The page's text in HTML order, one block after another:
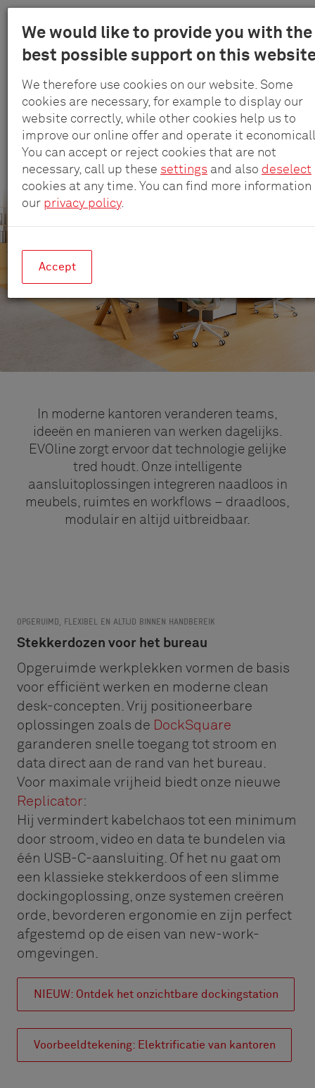
We would like to provide you with the
best possible support on this
We therefore use cookies on our website. Some
cookies are necessary, for example to display our
website correctly, while other cookies help us to
improve our online offer and operate it
You can accept or reject cookies that are not
necessary, call up these settings and also deselect
cookies at any time. You can find more information
our privacy policy.
Accept
Skip
main
content
Menu
Schulte
-
GmbH
&
Co.
KG
Meubelstopcontacten voor
kantoren, coworking spaces en
vergadercabines
Efficiënte en flexibele stroom- en dataverbindingen
In moderne kantoren veranderen teams,
ideeën en manieren van werken dagelijks.
EVOline zorgt ervoor dat technologie gelijke
tred houdt. Onze intelligente
aansluitoplossingen integreren naadloos in
meubels, ruimtes en workflows – draadloos,
modulair en altijd uitbreidbaar.
OPGERUIMD, FLEXIBEL EN ALTIJD BINNEN HANDBEREIK
Stekkerdozen voor het bureau
Opgeruimde werkplekken vormen de basis
voor efficiënt werken en moderne clean
desk-concepten. Vrij positioneerbare
oplossingen zoals de DockSquare
garanderen snelle toegang tot stroom en
data direct aan de rand van het bureau.
Voor maximale vrijheid biedt onze nieuwe
Replicator:
Hij vermindert kabelchaos tot een minimum
door stroom, video en data te bundelen via
één USB-C-aansluiting. Of het nu gaat om
een klassieke stekkerdoos of een slimme
dockingoplossing, onze systemen creëren
orde, bevorderen ergonomie en zijn perfect
afgestemd op de eisen van new-work-
omgevingen.
NIEUW: Ontdek het onzichtbare dockingstation
Voorbeeldtekening: Elektrificatie van kantoren